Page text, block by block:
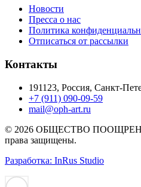
Новости
Пресса о нас
Политика
Отписаться от рассылки
Контакты
191123, Россия, Санкт-
+7 (911) 090-09-59
mail@oph-art.ru
© 2026 ОБЩЕСТВО
права защищены.
Разработка: InRus Studio